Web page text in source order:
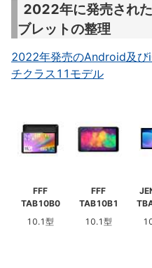
2022年に発売され
ブレットの整理
2022年発売のAndroid及び
チクラス11モデル
FFF
TAB10B0
10.1型
FFF
TAB10B1
10.1型